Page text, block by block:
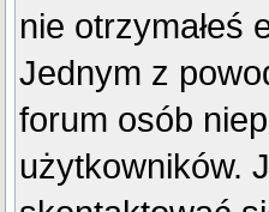
nie otrzymałeś
Jednym z
forum osób
użytkowników.